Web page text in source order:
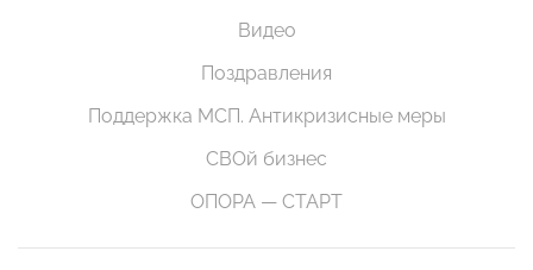
Видео
Поздравления
Поддержка МСП. Антикризисные меры
СВОй бизнес
ОПОРА — СТАРТ